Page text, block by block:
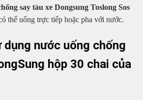
say tàu xe Dongsung Toslong Sos
thể uống trực tiếp hoặc pha với nước.
nước uống chống
hộp 30 chai của